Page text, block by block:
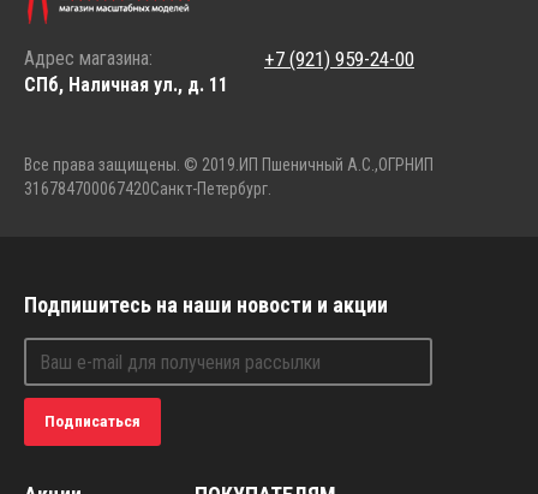
Адрес магазина:
СПб, Наличная ул., д. 11
+7 (921) 959-24-00
Все права защищены. © 2019. ИП Пшеничный А.С.,ОГРНИП
316784700067420Санкт-Петербург.
Подпишитесь на наши новости и акции
Подписаться